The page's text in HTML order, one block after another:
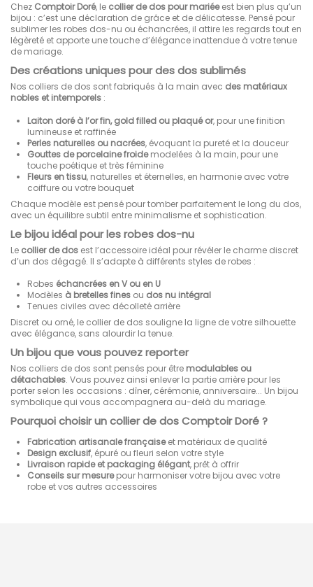
Chez Comptoir Doré, le collier de dos pour mariéeest bien plus qu’un
bijou : c’est une déclaration de grâce et de délicatesse. Pensé pour
sublimer les robes dos-nu ou échancrées, il attire les regards tout en
légèreté et apporte une touche d’élégance inattendue à votre tenue
de mariage.
Des créations uniques pour des dos sublimés
Nos colliers de dos sont fabriqués à la main avec des matériaux
nobles et intemporels :
Laiton doré à l’or fin, gold filled ou plaqué or, pour une finition
lumineuse et raffinée
Perles naturelles ou nacrées, évoquant la pureté et la douceur
Gouttes de porcelaine froidemodelées à la main, pour une
touche poétique et très féminine
Fleurs en tissu, naturelles et éternelles, en harmonie avec votre
coiffure ou votre bouquet
Chaque modèle est pensé pour tomber parfaitement le long du dos,
avec un équilibre subtil entre minimalisme et sophistication.
Le bijou idéal pour les robes dos-nu
Le collier de dos est l’accessoire idéal pour révéler le charme discret
d’un dos dégagé. Il s’adapte à différents styles de robes :
Robes échancrées en V ou en U
Modèles à bretelles fines ou dos nu intégral
Tenues civiles avec décolleté arrière
Discret ou orné, le collier de dos souligne la ligne de votre silhouette
avec élégance, sans alourdir la tenue.
Un bijou que vous pouvez reporter
Nos colliers de dos sont pensés pour être modulables ou
détachables. Vous pouvez ainsi enlever la partie arrière pour les
porter selon les occasions : dîner, cérémonie, anniversaire... Un bijou
symbolique qui vous accompagnera au-delà du mariage.
Pourquoi choisir un collier de dos Comptoir Doré ?
Fabrication artisanale françaiseet matériaux de qualité
Design exclusif, épuré ou fleuri selon votre style
Livraison rapide et packaging élégant, prêt à offrir
Conseils sur mesurepour harmoniser votre bijou avec votre
robe et vos autres accessoires